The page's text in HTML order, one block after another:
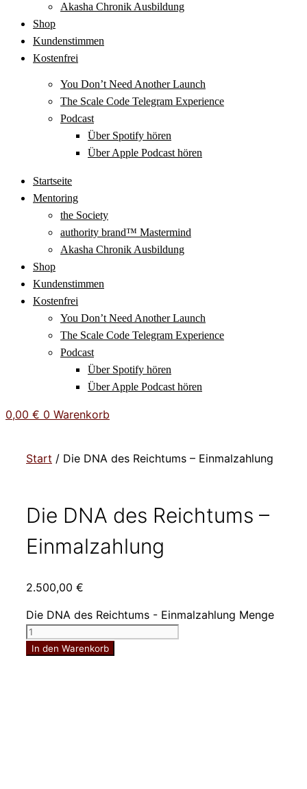
Akasha Chronik Ausbildung
Shop
Kundenstimmen
Kostenfrei
You Don’t Need Another Launch
The Scale Code Telegram Experience
Podcast
Über Spotify hören
Über Apple Podcast hören
Startseite
Mentoring
the Society
authority brand™ Mastermind
Akasha Chronik Ausbildung
Shop
Kundenstimmen
Kostenfrei
You Don’t Need Another Launch
The Scale Code Telegram Experience
Podcast
Über Spotify hören
Über Apple Podcast hören
0,00 € 0 Warenkorb
Start / Die DNA des Reichtums – Einmalzahlung
Die DNA des Reichtums –
Einmalzahlung
2.500,00 €
Die DNA des Reichtums - Einmalzahlung Menge
In den Warenkorb